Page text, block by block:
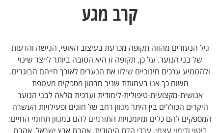
קרב מגע
גיל הנעורים מהווה תקופה מכרעת בעיצוב האופי, הגישה והדעות
של בני הנוער. על כן, תקופה זו היא הטובה ביותר לייצר שינוי
ולהטמיע ערכים חינוכיים שילוו את הנערים לאורך חייהם הבוגרים.
משום כך אנו בעמותת שניר חרמון מספקים מעטפת
אנושית-מקצועית-טיפולית-לימודית וערכית מלאה לבני הנוער
היקרים הכוללים בין היתר מגוון רחב של חוגים ופעילויות העשרה
המספקים להם כלים ומיומנויות התורמים להם במגוון תחומי החיים:
ביטוי ודימוי עצמי, ערכי הדת היהודית, אהבת ארץ ישראל, אהבת